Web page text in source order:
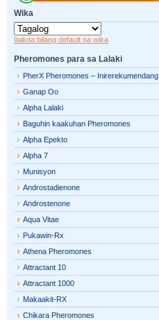
Wika
Itakda bilang default na wika
Pheromones para sa Lalaki
PherX Pheromones – Inirerekumendang
Ganap Oo
Alpha Lalaki
Baguhin kaakuhan Pheromones
Alpha Epekto
Alpha 7
Munisyon
Androstadienone
Androstenone
Aqua Vitae
Pukawin-Rx
Athena Pheromones
Attractant 10
Attractant 1000
Makaakit-RX
Chikara Pheromones